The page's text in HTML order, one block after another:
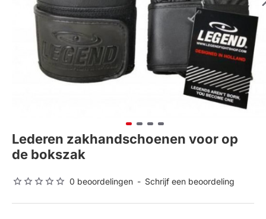
Lederen zakhandschoenen voor op
de bokszak
0 beoordelingen - Schrijf een beoordeling